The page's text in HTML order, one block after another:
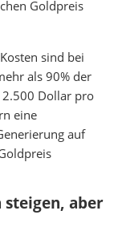
Goldpreis
sind bei
als 90% der
Dollar pro
eine
auf
aber